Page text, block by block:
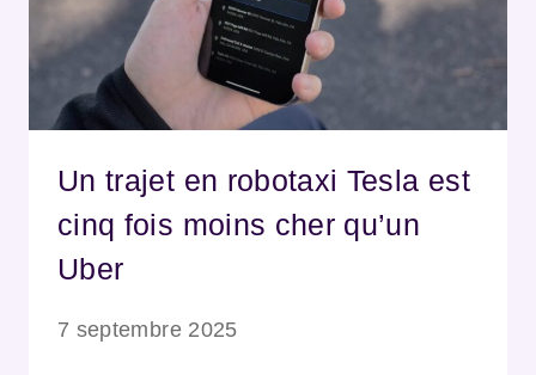
Un trajet en robotaxi Tesla est
cinq fois moins cher qu’un
Uber
7 septembre 2025